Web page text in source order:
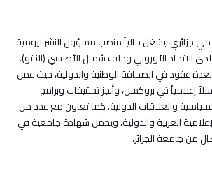
جزائري، يشغل حالياً منصب مسؤول النشر ليومية
الاتحاد الأوروبي وحلف شمال الأطلسي (الناتو).
لعدة عقود في الصحافة الوطنية والدولية، حيث عمل
إعلامياً في بروكسل، وأنجز تحقيقات وبرامج
والعلاقات الدولية. كما تعاون مع عدد من
العربية والدولية، ويحمل شهادة جامعية في
من جامعة الجزائر.